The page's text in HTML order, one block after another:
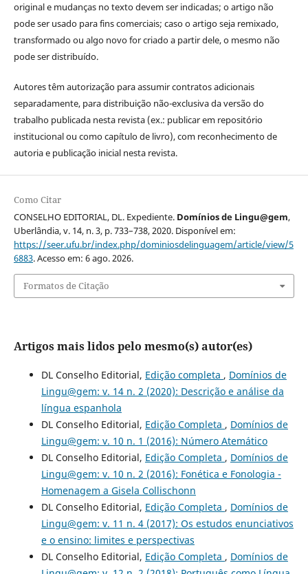
original e mudanças no texto devem ser indicadas; o artigo não
pode ser usado para fins comerciais; caso o artigo seja remixado,
transformado ou algo novo for criado a partir dele, o mesmo não
pode ser distribuído.
Autores têm autorização para assumir contratos adicionais
separadamente, para distribuição não-exclusiva da versão do
trabalho publicada nesta revista (ex.: publicar em repositório
institucional ou como capítulo de livro), com reconhecimento de
autoria e publicação inicial nesta revista.
Como Citar
CONSELHO EDITORIAL, DL. Expediente. Domínios de Lingu@gem,
Uberlândia, v. 14, n. 3, p. 733–738, 2020. Disponível em:
https://seer.ufu.br/index.php/dominiosdelinguagem/article/view/5
6883. Acesso em: 6 ago. 2026.
Formatos de Citação
Artigos mais lidos pelo mesmo(s) autor(es)
DL Conselho Editorial, Edição completa , Domínios de
Lingu@gem: v. 14 n. 2 (2020): Descrição e análise da
língua espanhola
DL Conselho Editorial, Edição Completa , Domínios de
Lingu@gem: v. 10 n. 1 (2016): Número Atemático
DL Conselho Editorial, Edição Completa , Domínios de
Lingu@gem: v. 10 n. 2 (2016): Fonética e Fonologia -
Homenagem a Gisela Collischonn
DL Conselho Editorial, Edição Completa , Domínios de
Lingu@gem: v. 11 n. 4 (2017): Os estudos enunciativos
e o ensino: limites e perspectivas
DL Conselho Editorial, Edição Completa , Domínios de